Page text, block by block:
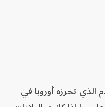
الذي تحرزه أوروبا في